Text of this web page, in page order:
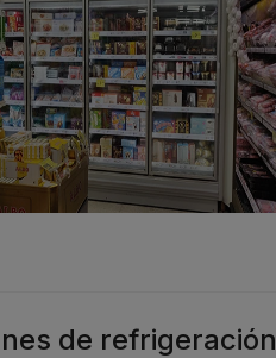
de refrigeración